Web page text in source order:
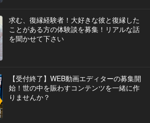
求む、復縁経験者！大好きな彼と復縁した
ことがある方の体験談を募集！リアルな話
を聞かせて下さい
【受付終了】WEB動画エディターの募集開
始！世の中を賑わすコンテンツを一緒に作
りませんか？